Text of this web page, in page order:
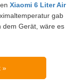
Xiaomi 6 Liter Air
gab
dem Gerät, wäre es